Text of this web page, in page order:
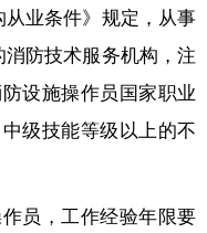
业条件》规定，从事
防技术服务机构，注
设施操作员国家职业
级技能等级以上的不
员，工作经验年限要